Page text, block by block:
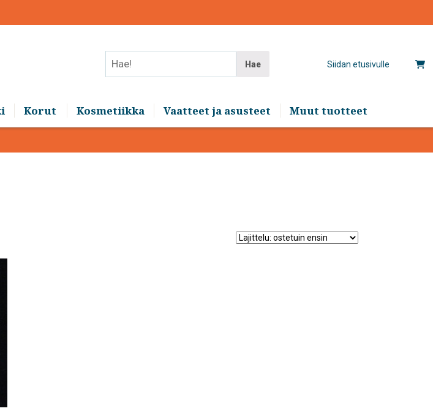
Siidan etusivulle
Hae
Korut Kosmetiikka Vaatteet ja asusteet Muut tuotteet